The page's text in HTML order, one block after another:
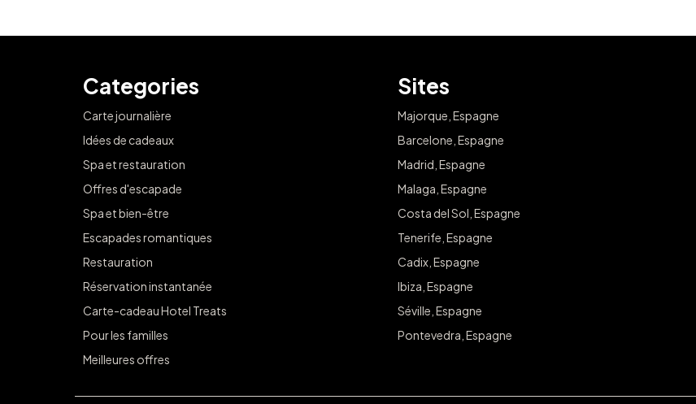
Categories
Carte journalière
Idées de cadeaux
Spa et restauration
Offres d'escapade
Spa et bien-être
Escapades romantiques
Restauration
Réservation instantanée
Carte-cadeau Hotel Treats
Pour les familles
Meilleures offres
Sites
Majorque, Espagne
Barcelone, Espagne
Madrid, Espagne
Malaga, Espagne
Costa del Sol, Espagne
Tenerife, Espagne
Cadix, Espagne
Ibiza, Espagne
Séville, Espagne
Pontevedra, Espagne